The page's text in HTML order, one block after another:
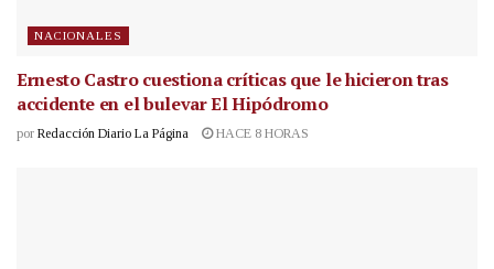
NACIONALES
Ernesto Castro cuestiona críticas que le hicieron tras
accidente en el bulevar El Hipódromo
por Redacción Diario La Página HACE 8 HORAS